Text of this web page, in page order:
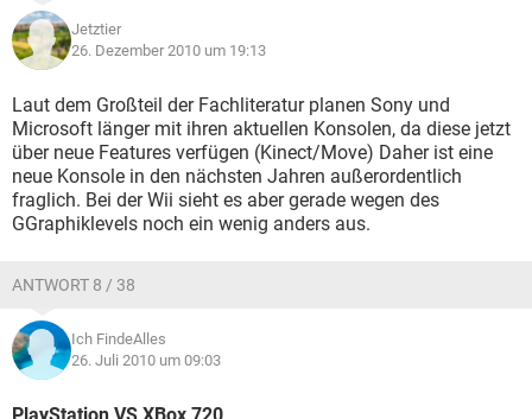
Jetztier
26. Dezember 2010 um 19:13
Laut dem Großteil der Fachliteratur planen Sony und
Microsoft länger mit ihren aktuellen Konsolen, da diese jetzt
über neue Features verfügen (Kinect/Move) Daher ist eine
neue Konsole in den nächsten Jahren außerordentlich
fraglich. Bei der Wii sieht es aber gerade wegen des
GGraphiklevels noch ein wenig anders aus.
ANTWORT 8 / 38
Ich FindeAlles
26. Juli 2010 um 09:03